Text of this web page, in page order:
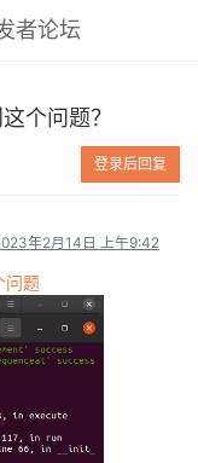
者论坛
个问题？
登录后回复
年2月14日 上午9:42
问题